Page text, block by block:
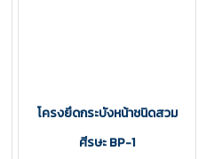
โครงยึดกระบังหน้าชนิดสวม
ศีรษะ BP-1